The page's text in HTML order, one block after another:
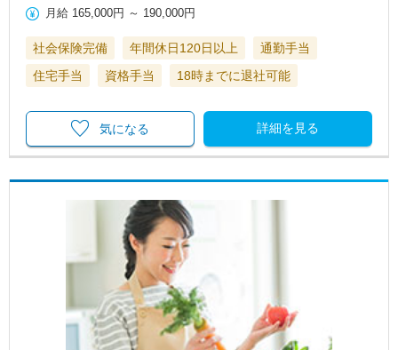
月給 165,000円 ～ 190,000円
社会保険完備 年間休日120日以上
通勤手当
住宅手当
資格手当 18時までに退社可能
詳細を見る
気になる